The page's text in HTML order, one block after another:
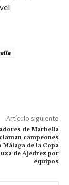
Artículo siguiente
de Marbella
campeones
Málaga de la Copa
de Ajedrez por
equipos